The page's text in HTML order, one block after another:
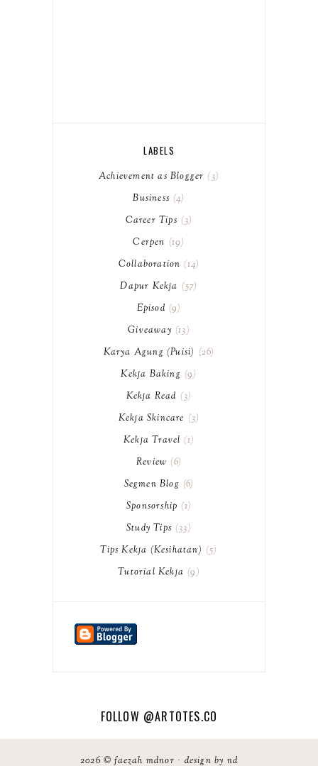
LABELS
Achievement as Blogger
3
Business 4
Career Tips
3
Cerpen
19
Collaboration 14
Dapur Kekja
57
Episod 9
Giveaway 13
Karya Agung (Puisi)
26
Kekja Baking 9
Kekja Read
3
Kekja Skincare
3
Kekja Travel 1
Review 6
Segmen Blog 6
Sponsorship 1
Study Tips
33
Tips Kekja (Kesihatan)
5
Tutorial Kekja 9
FOLLOW @ARTOTES.CO
2026 ©faezah mdnor · design by nd